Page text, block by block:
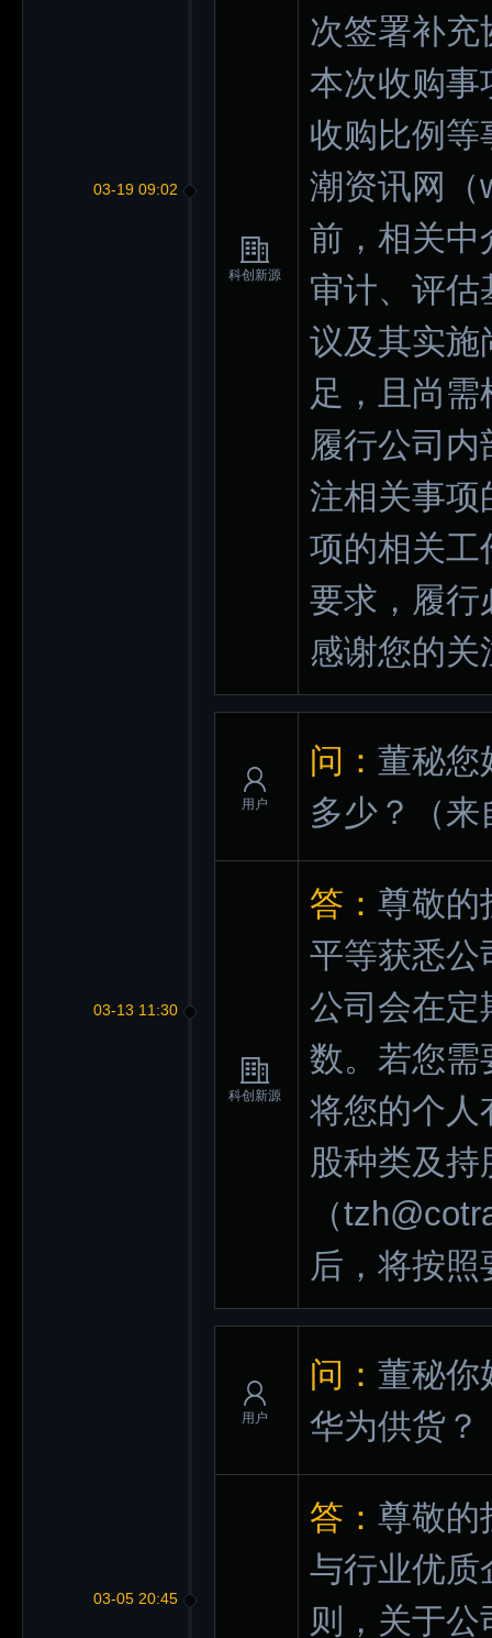
03-19 09:02
科创新源
次签署补
本次收购事
收购比例等
潮资讯网（
前，相关中
审计、评估
议及其实施
足，且尚
履行公司
注相关事项
项的相关工
要求，履行
感谢您的关
03-13 11:30
用户
问： 董秘您
多少？
（
科创新源
答： 尊敬的
平等获悉公
公司会在定
数。若您需
将您的个人
股种类及
（
后，将按
03-05 20:45
用户
问： 董秘你
华为供货？
答： 尊敬的
与行业优质
则，关于